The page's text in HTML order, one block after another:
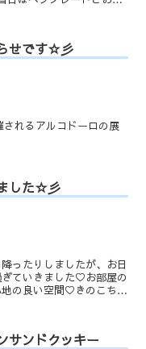
せです☆彡
れるアルコドーロの展
した☆彡
ったりしましたが、お日
ていきました♡お部屋の
の良い空間♡きのこちゃ
サンドクッキー